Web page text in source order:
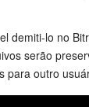
demiti-lo no
serão
para outro